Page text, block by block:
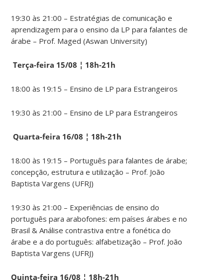
19:30 às 21:00 – Estratégias de comunicação e
aprendizagem para o ensino da LP para falantes de
árabe – Prof. Maged (Aswan University)
Terça-feira 15/08 ¦ 18h-21h
18:00 às 19:15 – Ensino de LP para Estrangeiros
19:30 às 21:00 – Ensino de LP para Estrangeiros
Quarta-feira 16/08 ¦ 18h-21h
18:00 às 19:15 – Português para falantes de árabe;
concepção, estrutura e utilização – Prof. João
Baptista Vargens (UFRJ)
19:30 às 21:00 – Experiências de ensino do
português para arabofones: em países árabes e no
Brasil & Análise contrastiva entre a fonética do
árabe e a do português: alfabetização – Prof. João
Baptista Vargens (UFRJ)
Quinta-feira 16/08 ¦ 18h-21h